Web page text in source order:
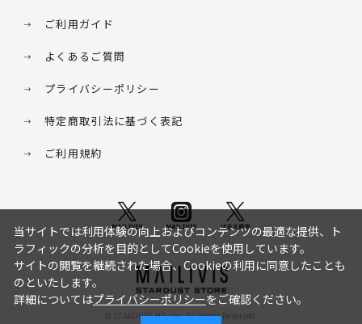
ご利用ガイド
よくあるご質問
プライバシーポリシー
特定商取引法に基づく表記
ご利用規約
© STARDUST HD. inc. All Rights Reserved.
当サイトでは利用体験の向上およびコンテンツの最適な提供、ト
ラフィックの分析を目的としてCookieを使用しています。
サイトの閲覧を継続された場合、Cookieの利用に同意したことも
のといたします。
詳細についてはプライバシーポリシーをご確認ください。